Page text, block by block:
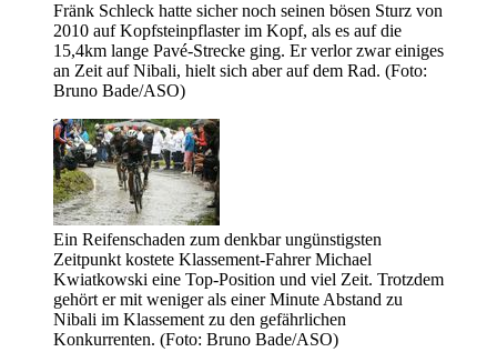
Fränk Schleck hatte sicher noch seinen bösen Sturz von
2010 auf Kopfsteinpflaster im Kopf, als es auf die
15,4km lange Pavé-Strecke ging. Er verlor zwar einiges
an Zeit auf Nibali, hielt sich aber auf dem Rad. (Foto:
Bruno Bade/ASO)
Ein Reifenschaden zum denkbar ungünstigsten
Zeitpunkt kostete Klassement-Fahrer Michael
Kwiatkowski eine Top-Position und viel Zeit. Trotzdem
gehört er mit weniger als einer Minute Abstand zu
Nibali im Klassement zu den gefährlichen
Konkurrenten. (Foto: Bruno Bade/ASO)